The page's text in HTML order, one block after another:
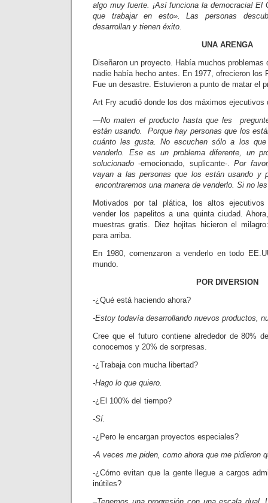
algo muy fuerte. ¡Así funciona la democracia! El
que trabajar en esto». Las personas
desarrollan y tienen éxito.
UNA ARENGA
Diseñaron un proyecto. Había muchos problemas
nadie había hecho antes. En 1977, ofrecieron los
Fue un desastre. Estuvieron a punto de matar el
Art Fry acudió donde los dos máximos
—No maten el producto hasta que les
están usando. Porque hay personas que los
cuánto les gusta. No escuchen sólo a los
venderlo. Ese es un problema diferente, un
solucionado -emocionado, suplicante-.Por
vayan a las personas que los están usando y
encontraremos una manera de venderlo. Si no
Motivados por tal plática, los altos
vender los papelitos a una quinta ciudad.
muestras gratis. Diez hojitas hicieron el
para arriba.
En 1980, comenzaron a venderlo en todo
mundo.
POR DIVERSION
-¿Qué está haciendo ahora?
-Estoy todavía desarrollando nuevos productos,
Cree que el futuro contiene alrededor de 80%
conocemos y 20% de sorpresas.
-¿Trabaja con mucha libertad?
-Hago lo que quiero.
-¿El 100% del tiempo?
-Sí.
-¿Pero le encargan proyectos especiales?
-A veces me piden, como ahora que me pidieron
-¿Cómo evitan que la gente llegue a cargos
inútiles?